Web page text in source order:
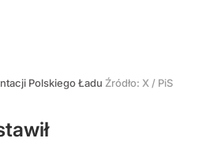
Polskiego Ładu Źródło: X / PiS